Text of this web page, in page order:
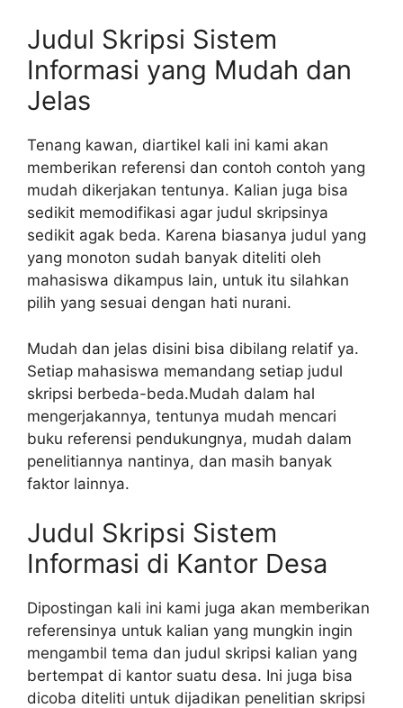
Judul Skripsi Sistem
Informasi yang Mudah dan
Jelas
Tenang kawan, diartikel kali ini kami akan
memberikan referensi dan contoh contoh yang
mudah dikerjakan tentunya. Kalian juga bisa
sedikit memodifikasi agar judul skripsinya
sedikit agak beda. Karena biasanya judul yang
yang monoton sudah banyak diteliti oleh
mahasiswa dikampus lain, untuk itu silahkan
pilih yang sesuai dengan hati nurani.
Mudah dan jelas disini bisa dibilang relatif ya.
Setiap mahasiswa memandang setiap judul
skripsi berbeda-beda.Mudah dalam hal
mengerjakannya, tentunya mudah mencari
buku referensi pendukungnya, mudah dalam
penelitiannya nantinya, dan masih banyak
faktor lainnya.
Judul Skripsi Sistem
Informasi di Kantor Desa
Dipostingan kali ini kami juga akan memberikan
referensinya untuk kalian yang mungkin ingin
mengambil tema dan judul skripsi kalian yang
bertempat di kantor suatu desa. Ini juga bisa
dicoba diteliti untuk dijadikan penelitian skripsi